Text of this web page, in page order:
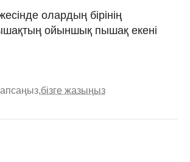
олардың бірінің
ойыншық пышақ екені
бізге жазыңыз